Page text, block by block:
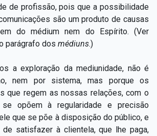
de profissão, pois que a possibilidade
são um produto de causas
do médium nem do Espírito. (Ver
parágrafo dos médiuns.)
a exploração da mediunidade, não é
nem por sistema, mas porque os
que regem as nossas relações, com o
se opõem à regularidade e precisão
que se põe à disposição do público, e
satisfazer à clientela, que lhe paga,